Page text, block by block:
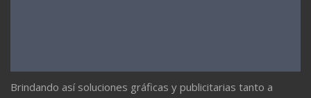
Brindando así soluciones gráficas y publicitarias tanto a